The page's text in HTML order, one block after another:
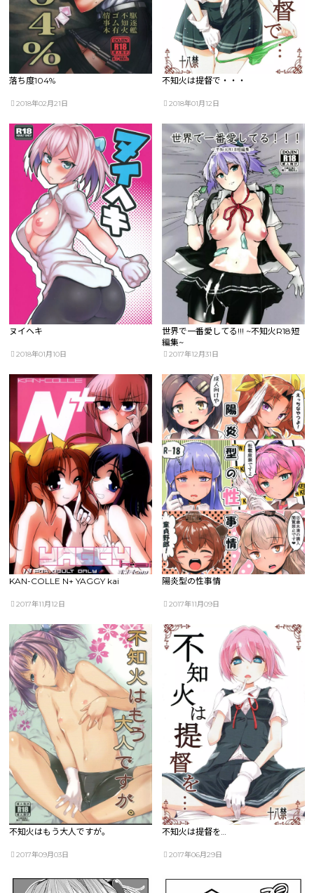
落ち度104%
2018年02月21日
不知火は提督で・・・
2018年01月12日
ヌイヘキ
2018年01月10日
世界で一番愛してる!!! ~不知火R18短
編集~
2017年12月31日
KAN-COLLE N+ YAGGY kai
2017年11月12日
陽炎型の性事情
2017年11月09日
不知火はもう大人ですが。
2017年09月03日
不知火は提督を…
2017年06月29日